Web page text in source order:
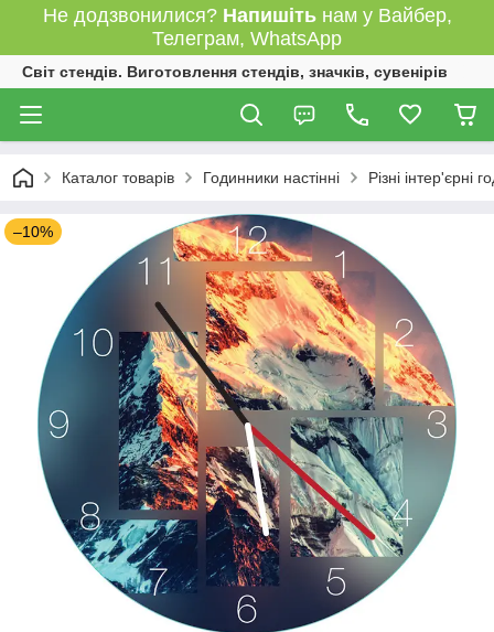
Не додзвонилися? Напишітьнам у Вайбер,
Телеграм, WhatsApp
Світ стендів. Виготовлення стендів, значків, сувенірів
Каталог товарів Годинники настінні Різні інтер'єрні
–10%